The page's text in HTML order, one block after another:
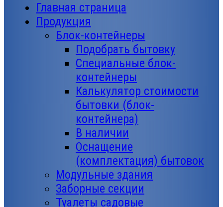
Главная страница
Продукция
Блок-контейнеры
Подобрать бытовку
Специальные блок-
контейнеры
Калькулятор стоимости
бытовки (блок-
контейнера)
В наличии
Оснащение
(комплектация) бытовок
Модульные здания
Заборные секции
Туалеты садовые